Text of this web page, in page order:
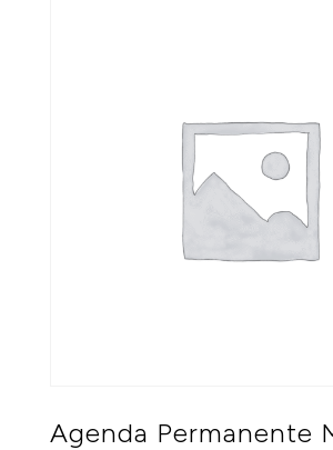
Agenda Permanente